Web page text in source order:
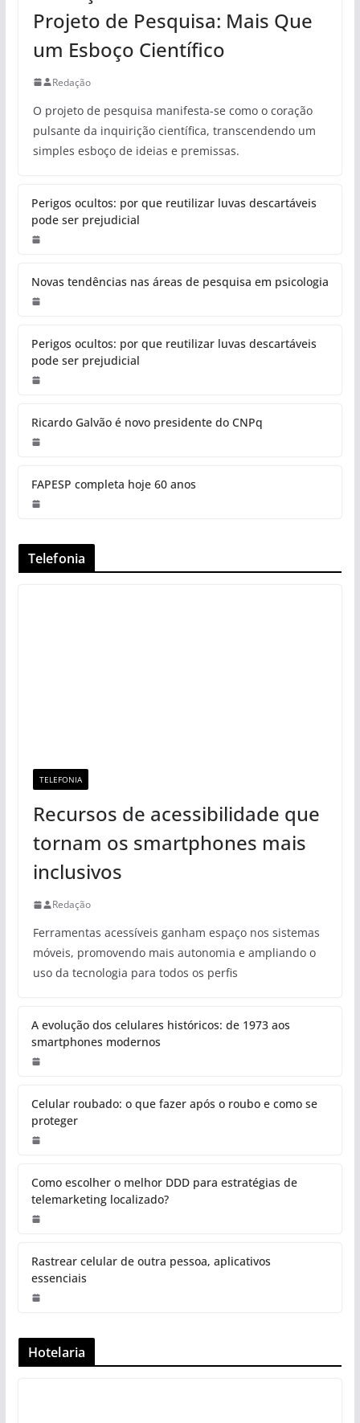
Projeto de Pesquisa: Mais Que
um Esboço Científico
Redação
O projeto de pesquisa manifesta-se como o coração
pulsante da inquirição científica, transcendendo um
simples esboço de ideias e premissas.
Perigos ocultos: por que reutilizar luvas descartáveis
pode ser prejudicial
Novas tendências nas áreas de pesquisa em psicologia
Perigos ocultos: por que reutilizar luvas descartáveis
pode ser prejudicial
Ricardo Galvão é novo presidente do CNPq
FAPESP completa hoje 60 anos
Telefonia
TELEFONIA
Recursos de acessibilidade que
tornam os smartphones mais
inclusivos
Redação
Ferramentas acessíveis ganham espaço nos sistemas
móveis, promovendo mais autonomia e ampliando o
uso da tecnologia para todos os perfis
A evolução dos celulares históricos: de 1973 aos
smartphones modernos
Celular roubado: o que fazer após o roubo e como se
proteger
Como escolher o melhor DDD para estratégias de
telemarketing localizado?
Rastrear celular de outra pessoa, aplicativos
essenciais
Hotelaria